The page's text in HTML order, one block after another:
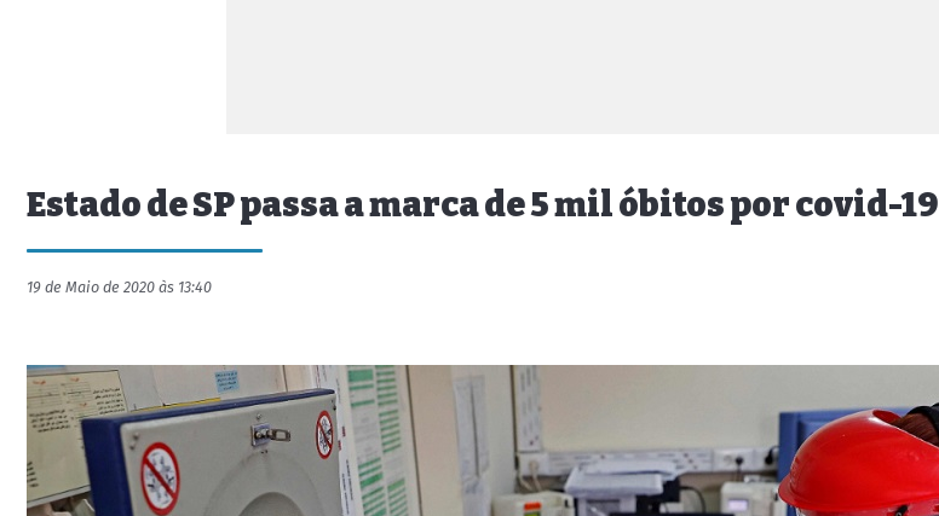
Estado de SP passa a marca de 5 mil óbitos por covid-19
19 de Maio de 2020 às 13:40